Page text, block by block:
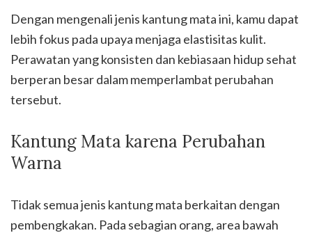
Dengan mengenali jenis kantung mata ini, kamu dapat
lebih fokus pada upaya menjaga elastisitas kulit.
Perawatan yang konsisten dan kebiasaan hidup sehat
berperan besar dalam memperlambat perubahan
tersebut.
Kantung Mata karena Perubahan
Warna
Tidak semua jenis kantung mata berkaitan dengan
pembengkakan. Pada sebagian orang, area bawah